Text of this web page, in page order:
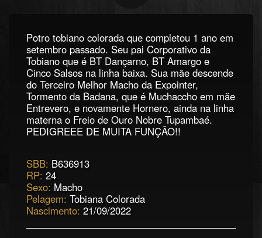
Potro tobiano colorada que completou 1 ano em
setembro passado. Seu pai Corporativo da
Tobiano que é BT Dançarno, BT Amargo e
Cinco Salsos na linha baixa. Sua mãe descende
do Terceiro Melhor Macho da Expointer,
Tormento da Badana, que é Muchaccho em mãe
Entrevero, e novamente Hornero, ainda na linha
materna o Freio de Ouro Nobre Tupambaé.
PEDIGREEE DE MUITA FUNÇÃO!!
SBB: B636913
RP: 24
Sexo: Macho
Pelagem: Tobiana Colorada
Nascimento: 21/09/2022